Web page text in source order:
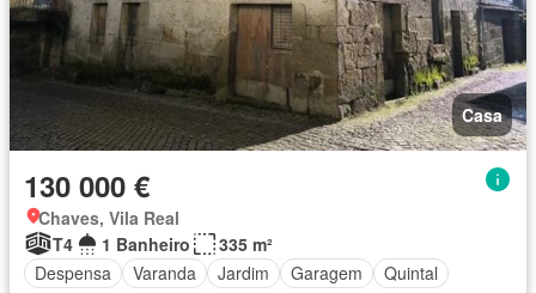
Casa
130 000 €
Chaves, Vila Real
T4
1 Banheiro
335 m²
Despensa
Varanda Jardim Garagem Quintal